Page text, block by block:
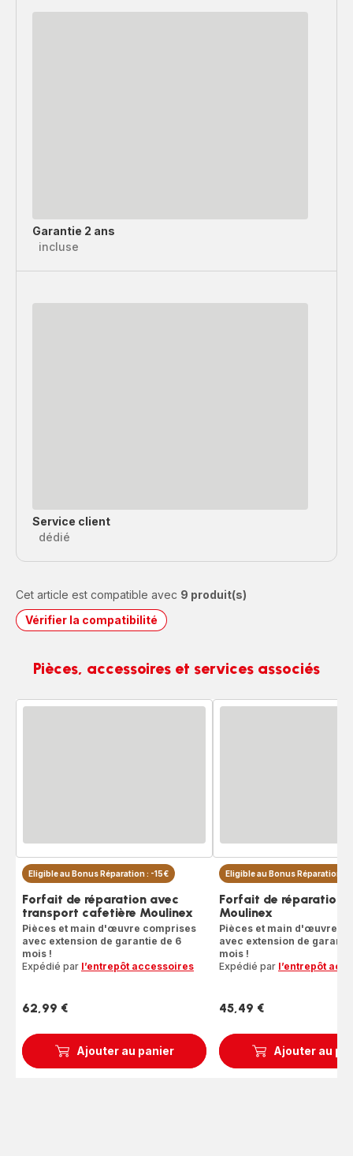
Garantie 2 ans
incluse
Service client
dédié
Cet article est compatible avec 9 produit(s)
Vérifier la compatibilité
Pièces, accessoires et services associés
Ajouter au panier
Eligible au Bonus Réparation : -15€
Forfait de réparation avec
transport cafetière Moulinex
Pièces et main d'œuvre comprises
avec extension de garantie de 6
mois !
Expédié par l’entrepôt accessoires
Prix
62,99 €
Ajouter au
Eligible au Bonus Réparation : -
Forfait de réparation
Moulinex
Pièces et main d'œuvre
avec extension de
mois !
Expédié par l’entrepôt
Prix
45,49 €